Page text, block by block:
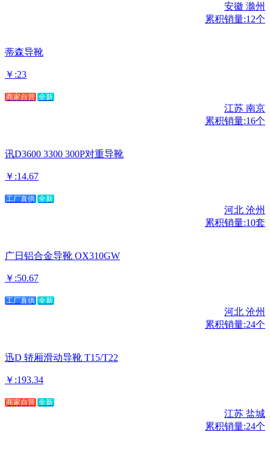
安徽 滁州
累积销量:12个
蒂森导靴
￥:23
商家自营 全新
江苏 南京
累积销量:16个
讯D3600 3300 300P对重导靴
￥:14.67
工厂直供 全新
河北 沧州
累积销量:10套
广日铝合金导靴 OX310GW
￥:50.67
工厂直供 全新
河北 沧州
累积销量:24个
迅D 轿厢滑动导靴 T15/T22
￥:193.34
商家自营 全新
江苏 盐城
累积销量:24个